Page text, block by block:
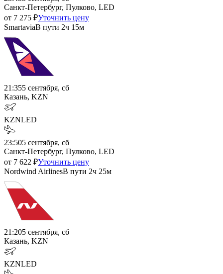
Санкт-Петербург, Пулково, LED
от 7 275 ₽Уточнить цену
SmartaviaВ пути 2ч 15м
21:355 сентября, сб
Казань, KZN
KZNLED
23:505 сентября, сб
Санкт-Петербург, Пулково, LED
от 7 622 ₽Уточнить цену
Nordwind AirlinesВ пути 2ч 25м
21:205 сентября, сб
Казань, KZN
KZNLED